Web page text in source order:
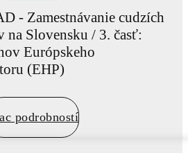
- Zamestnávanie cudzích
Slovensku / 3. časť:
Európskeho
(EHP)
podrobností